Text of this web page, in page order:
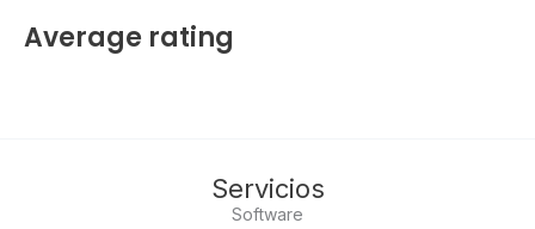
Average rating
Servicios
Software